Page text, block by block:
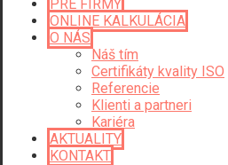
PRE FIRMY
ONLINE KALKULÁCIA
O NÁS
Náš tím
Certifikáty kvality ISO
Referencie
Klienti a partneri
Kariéra
AKTUALITY
KONTAKT